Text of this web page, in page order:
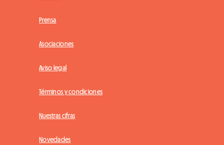
Prensa
Asociaciones
Aviso legal
Términos y condiciones
Nuestras cifras
Novedades